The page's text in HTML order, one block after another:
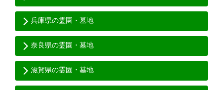
兵庫県の霊園・墓地
奈良県の霊園・墓地
滋賀県の霊園・墓地